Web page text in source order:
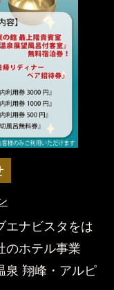
エナビスタをは
のホテル事業
泉 翔峰・アルピ